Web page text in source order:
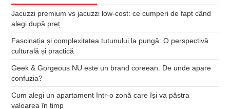
Jacuzzi premium vs jacuzzi low-cost: ce cumperi de fapt când
alegi după preț
Fascinația și complexitatea tutunului la pungă: O perspectivă
culturală și practică
Geek & Gorgeous NU este un brand coreean. De unde apare
confuzia?
Cum alegi un apartament într-o zonă care își va păstra
valoarea în timp